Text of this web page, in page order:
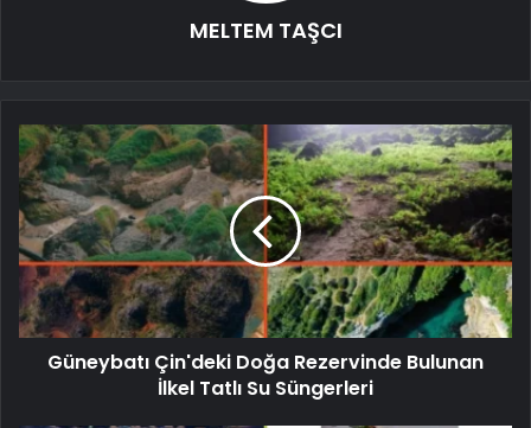
MELTEM TAŞCI
Güneybatı Çin'deki Doğa Rezervinde Bulunan
İlkel Tatlı Su Süngerleri